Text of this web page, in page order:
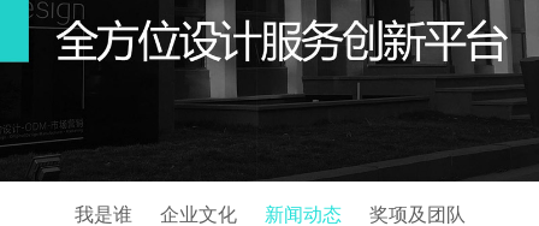
我是谁 企业文化 新闻动态 奖项及团队